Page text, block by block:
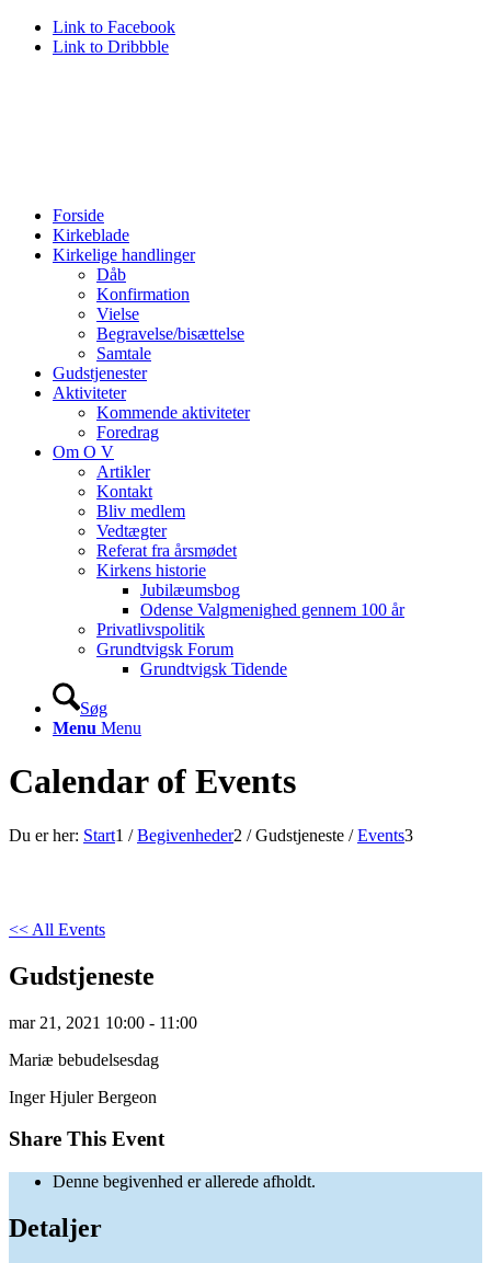
Link to Facebook
Link to Dribbble
Forside
Kirkeblade
Kirkelige handlinger
Dåb
Konfirmation
Vielse
Begravelse/bisættelse
Samtale
Gudstjenester
Aktiviteter
Kommende aktiviteter
Foredrag
Om O V
Artikler
Kontakt
Bliv medlem
Vedtægter
Referat fra årsmødet
Kirkens historie
Jubilæumsbog
Odense Valgmenighed gennem 100 år
Privatlivspolitik
Grundtvigsk Forum
Grundtvigsk Tidende
Søg
Menu Menu
Calendar of Events
Du er her: Start1 / Begivenheder2 / Gudstjeneste / Events3
<< All Events
Gudstjeneste
mar 21, 2021 10:00 - 11:00
Mariæ bebudelsesdag
Inger Hjuler Bergeon
Share This Event
Denne begivenhed er allerede afholdt.
Detaljer